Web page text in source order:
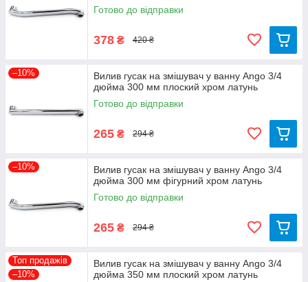
Готово до відправки
378 ₴ 420 ₴
–10%
Вилив гусак на змішувач у ванну Ango 3/4
дюйма 300 мм плоский хром латунь
Готово до відправки
265 ₴ 294 ₴
–10%
Вилив гусак на змішувач у ванну Ango 3/4
дюйма 300 мм фігурний хром латунь
Готово до відправки
265 ₴ 294 ₴
Топ продажів
–10%
Вилив гусак на змішувач у ванну Ango 3/4
дюйма 350 мм плоский хром латунь